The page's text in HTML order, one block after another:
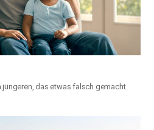
das etwas falsch gemacht